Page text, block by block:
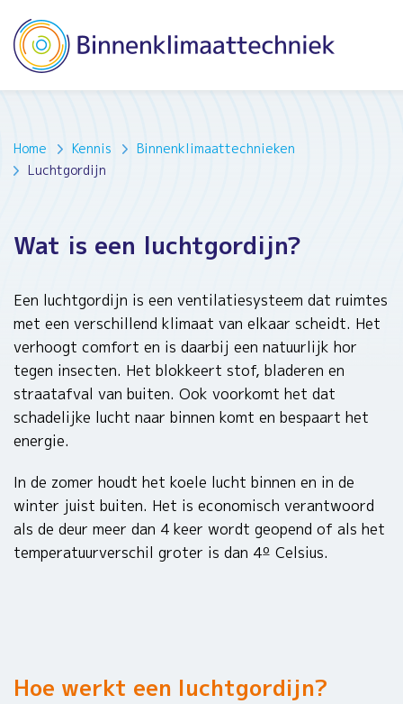
Home Kennis
Binnenklimaattechnieken
Luchtgordijn
Wat is een luchtgordijn?
Een luchtgordijn is een ventilatiesysteem dat ruimtes
met een verschillend klimaat van elkaar scheidt. Het
verhoogt comfort en is daarbij een natuurlijk hor
tegen insecten. Het blokkeert stof, bladeren en
straatafval van buiten. Ook voorkomt het dat
schadelijke lucht naar binnen komt en bespaart het
energie.
In de zomer houdt het koele lucht binnen en in de
winter juist buiten. Het is economisch verantwoord
als de deur meer dan 4 keer wordt geopend of als het
temperatuurverschil groter is dan 4º Celsius.
Hoe werkt een luchtgordijn?